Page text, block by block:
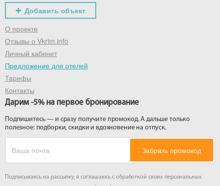
Добавить объект
О проекте
Отзывы о Vkrim.info
Личный кабинет
Предложение для отелей
Тарифы
Контакты
Дарим -5% на первое бронирование
Подпишитесь — и сразу получите промокод. А дальше только
полезное: подборки, скидки и вдохновение на отпуск.
Забрать промокод
Подписываясь на рассылку, я соглашаюсь с обработкой своих персональных